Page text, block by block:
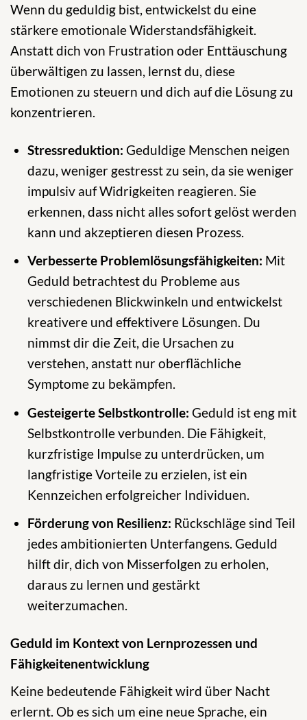
Wenn du geduldig bist, entwickelst du eine
stärkere emotionale Widerstandsfähigkeit.
Anstatt dich von Frustration oder Enttäuschung
überwältigen zu lassen, lernst du, diese
Emotionen zu steuern und dich auf die Lösung zu
konzentrieren.
Stressreduktion: Geduldige Menschen neigen
dazu, weniger gestresst zu sein, da sie weniger
impulsiv auf Widrigkeiten reagieren. Sie
erkennen, dass nicht alles sofort gelöst werden
kann und akzeptieren diesen Prozess.
Verbesserte Problemlösungsfähigkeiten: Mit
Geduld betrachtest du Probleme aus
verschiedenen Blickwinkeln und entwickelst
kreativere und effektivere Lösungen. Du
nimmst dir die Zeit, die Ursachen zu
verstehen, anstatt nur oberflächliche
Symptome zu bekämpfen.
Gesteigerte Selbstkontrolle: Geduld ist eng mit
Selbstkontrolle verbunden. Die Fähigkeit,
kurzfristige Impulse zu unterdrücken, um
langfristige Vorteile zu erzielen, ist ein
Kennzeichen erfolgreicher Individuen.
Förderung von Resilienz: Rückschläge sind Teil
jedes ambitionierten Unterfangens. Geduld
hilft dir, dich von Misserfolgen zu erholen,
daraus zu lernen und gestärkt
weiterzumachen.
Geduld im Kontext von Lernprozessen und
Fähigkeitenentwicklung
Keine bedeutende Fähigkeit wird über Nacht
erlernt. Ob es sich um eine neue Sprache, ein